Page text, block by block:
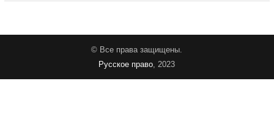
© Все права защищены.
Русское право, 2023